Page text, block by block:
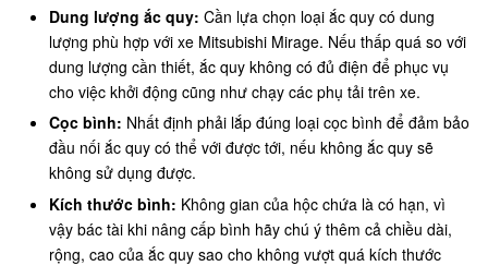
Dung lượng ắc quy: Cần lựa chọn loại ắc quy có dung
lượng phù hợp với xe Mitsubishi Mirage. Nếu thấp quá so với
dung lượng cần thiết, ắc quy không có đủ điện để phục vụ
cho việc khởi động cũng như chạy các phụ tải trên xe.
Cọc bình: Nhất định phải lắp đúng loại cọc bình để đảm bảo
đầu nối ắc quy có thể với được tới, nếu không ắc quy sẽ
không sử dụng được.
Kích thước bình: Không gian của hộc chứa là có hạn, vì
vậy bác tài khi nâng cấp bình hãy chú ý thêm cả chiều dài,
rộng, cao của ắc quy sao cho không vượt quá kích thước